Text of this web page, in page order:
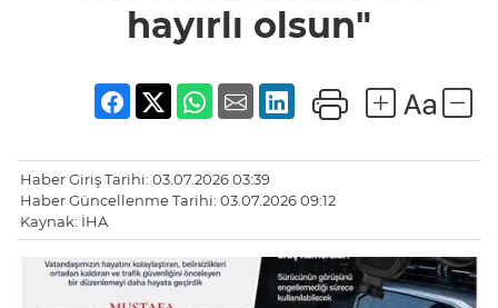
hayırlı olsun"
Haber Giriş Tarihi: 03.07.2026 03:39
Haber Güncellenme Tarihi: 03.07.2026 09:12
Kaynak: İHA